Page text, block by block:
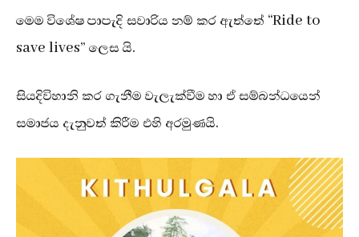
මෙම විශේෂ පාපැදි සවාරිය නම් කර ඇත්තේ “Ride to
save lives” ලෙස යි.
සියදිවිහානි කර ගැනීම වැලැක්වීම හා ඒ සම්බන්ධයෙන්
සමාජය දැනුවත් කිරීම එහි අරමුණයි.